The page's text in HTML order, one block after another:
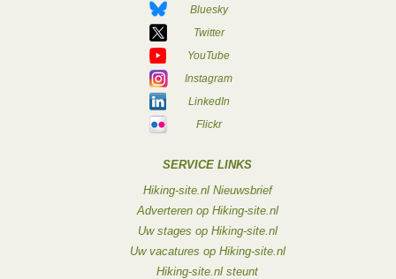
Bluesky
Twitter
YouTube
Instagram
LinkedIn
Flickr
SERVICE LINKS
Hiking-site.nl Nieuwsbrief
Adverteren op Hiking-site.nl
Uw stages op Hiking-site.nl
Uw vacatures op Hiking-site.nl
Hiking-site.nl steunt